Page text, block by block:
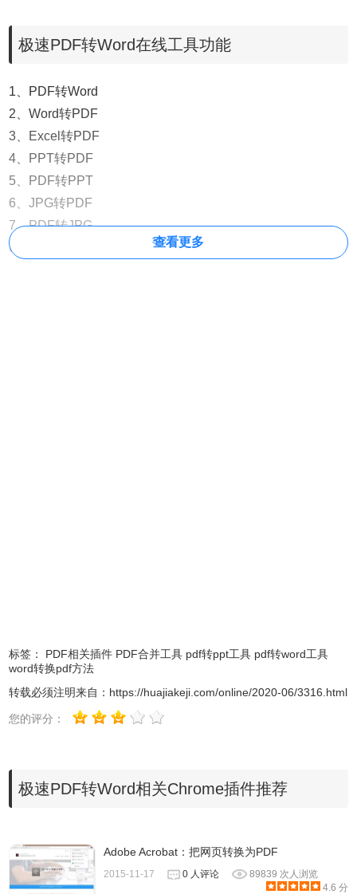
极速PDF转Word在线工具功能
1、PDF转Word
2、Word转PDF
3、Excel转PDF
4、PPT转PDF
5、PDF转PPT
6、JPG转PDF
7、PDF转JPG
8、CAJ转Word
3、在左侧选择要转换的文档格式和转换的文档格式后，点击
选择文件—填写邮件地址—开始转换即可。
查看更多
标签： PDF相关插件 PDF合并工具 pdf转ppt工具 pdf转word工具
word转换pdf方法
转载必须注明来自： https://huajiakeji.com/online/2020-06/3316.html
您的评分：
极速PDF转Word相关Chrome插件推荐
Adobe Acrobat：把网页转换为PDF
2015-11-17 0 人评论
89839 次人浏览
4.6 分